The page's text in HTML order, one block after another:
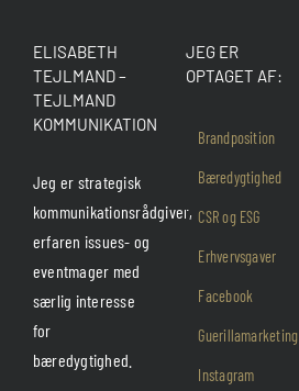
ELISABETH
TEJLMAND –
TEJLMAND
KOMMUNIKATION
Jeg er strategisk
kommunikationsrådgiver,
erfaren issues- og
eventmager med
særlig interesse
for
bæredygtighed.
JEG ER
OPTAGET AF:
Brandposition
Bæredygtighed
CSR og ESG
Erhvervsgaver
Facebook
Guerillamarketing
Instagram